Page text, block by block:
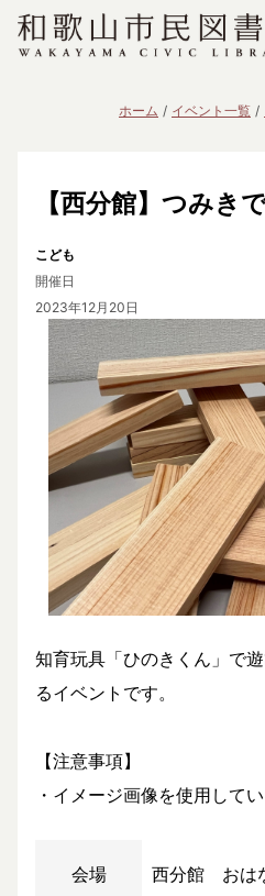
ホーム イベント一覧
【西分館】つみき
こども
開催日
2023年12月20日
知育玩具「ひのきくん」で
るイベントです。
【注意事項】
・イメージ画像を使用してい
会場 西分館 おは